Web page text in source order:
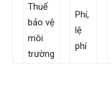
Thuế
bảo vệ
môi
trường
Phí,
lệ
phí